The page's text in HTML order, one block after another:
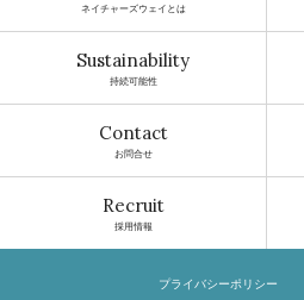
ネイチャーズウェイとは
Sustainability
持続可能性
Contact
お問合せ
Recruit
採用情報
プライバシーポリシー